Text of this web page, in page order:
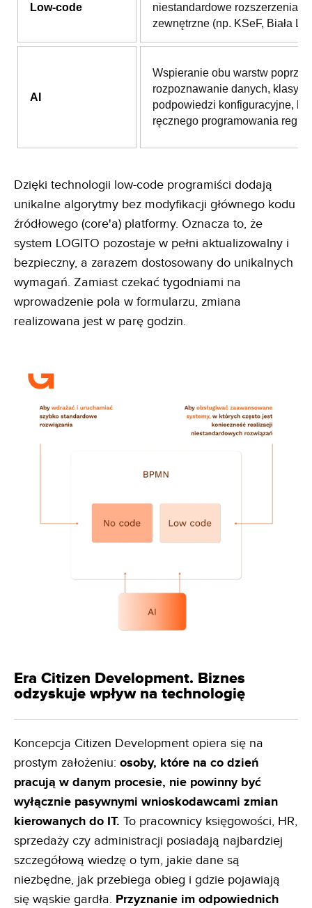
Low-code
niestandardowe rozszerzenia i
zewnętrzne (np. KSeF, Biała
AI
Wspieranie obu warstw
rozpoznawanie danych,
podpowiedzi konfiguracyjne,
ręcznego programowania reguł.
Dzięki technologii low-code programiści dodają
unikalne algorytmy bez modyfikacji głównego kodu
źródłowego (core'a) platformy. Oznacza to, że
system LOGITO pozostaje w pełni aktualizowalny i
bezpieczny, a zarazem dostosowany do unikalnych
wymagań. Zamiast czekać tygodniami na
wprowadzenie pola w formularzu, zmiana
realizowana jest w parę godzin.
Era Citizen Development. Biznes
odzyskuje wpływ na technologię
Koncepcja Citizen Development opiera się na
prostym założeniu: osoby, które na co dzień
pracują w danym procesie, nie powinny być
wyłącznie pasywnymi wnioskodawcami zmian
kierowanych do IT. To pracownicy księgowości, HR,
sprzedaży czy administracji posiadają najbardziej
szczegółową wiedzę o tym, jakie dane są
niezbędne, jak przebiega obieg i gdzie pojawiają
się wąskie gardła. Przyznanie im odpowiednich